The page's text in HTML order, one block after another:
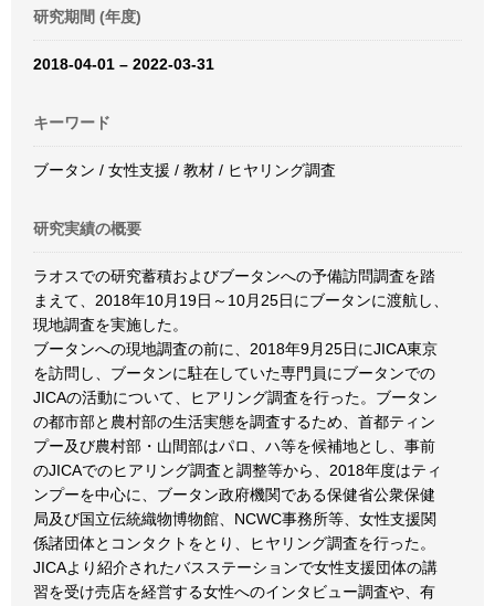
研究期間 (年度)
2018-04-01 – 2022-03-31
キーワード
ブータン / 女性支援 / 教材 / ヒヤリング調査
研究実績の概要
ラオスでの研究蓄積およびブータンへの予備訪問調査を踏
まえて、2018年10月19日～10月25日にブータンに渡航し、
現地調査を実施した。
ブータンへの現地調査の前に、2018年9月25日にJICA東京
を訪問し、ブータンに駐在していた専門員にブータンでの
JICAの活動について、ヒアリング調査を行った。ブータン
の都市部と農村部の生活実態を調査するため、首都ティン
プー及び農村部・山間部はパロ、ハ等を候補地とし、事前
のJICAでのヒアリング調査と調整等から、2018年度はティ
ンプーを中心に、ブータン政府機関である保健省公衆保健
局及び国立伝統織物博物館、NCWC事務所等、女性支援関
係諸団体とコンタクトをとり、ヒヤリング調査を行った。
JICAより紹介されたバスステーションで女性支援団体の講
習を受け売店を経営する女性へのインタビュー調査や、有